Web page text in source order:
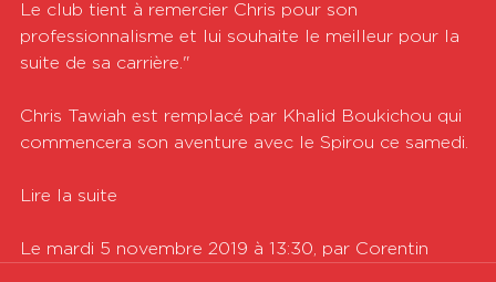
Le club tient à remercier Chris pour son
professionnalisme et lui souhaite le meilleur pour la
suite de sa carrière."
Chris Tawiah est remplacé par Khalid Boukichou qui
commencera son aventure avec le Spirou ce samedi.
Lire la suite
Le mardi 5 novembre 2019 à 13:30, par Corentin